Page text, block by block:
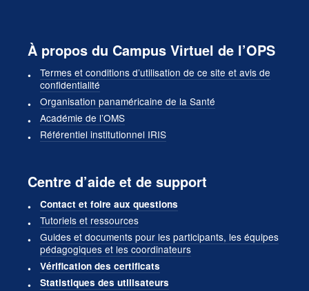
À propos du Campus Virtuel de l’OPS
Termes et conditions d’utilisation de ce site et avis de
confidentialité
Organisation panaméricaine de la Santé
Académie de l’OMS
Référentiel institutionnel IRIS
Centre d’aide et de support
Contact et foire aux questions
Tutoriels et ressources
Guides et documents pour les participants, les équipes
pédagogiques et les coordinateurs
Vérification des certificats
Statistiques des utilisateurs